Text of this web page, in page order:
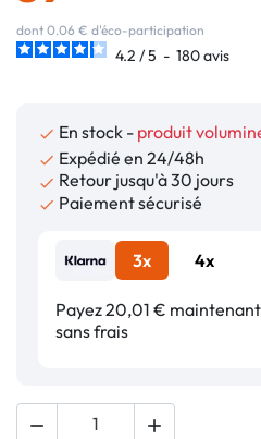
dont 0.06 € d'éco-participation
4.2 /5 - 180avis
 En stock - produit
 Expédié en 24/48h
 Retour jusqu'à 30 jours
 Paiement sécurisé
3x 4x
Payez 20,01 € maintenant
sans frais
 